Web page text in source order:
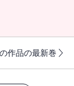
まう菜々緒だ
作品の最新巻